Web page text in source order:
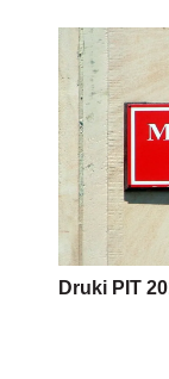
Druki PIT